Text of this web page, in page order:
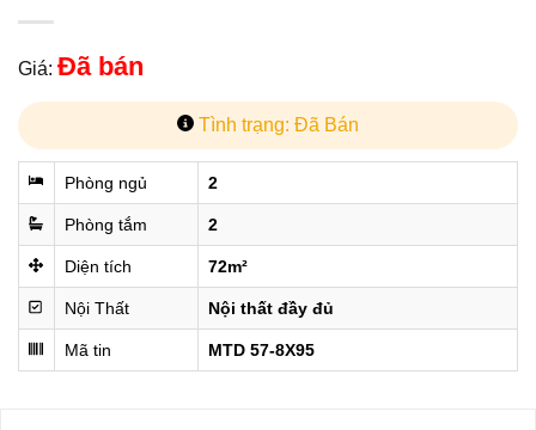
Giá: Đã bán
Tình trạng: Đã Bán
Phòng ngủ 2
Phòng tắm 2
Diện tích 72m²
Nội Thất Nội thất đầy đủ
Mã tin MTD 57-8X95